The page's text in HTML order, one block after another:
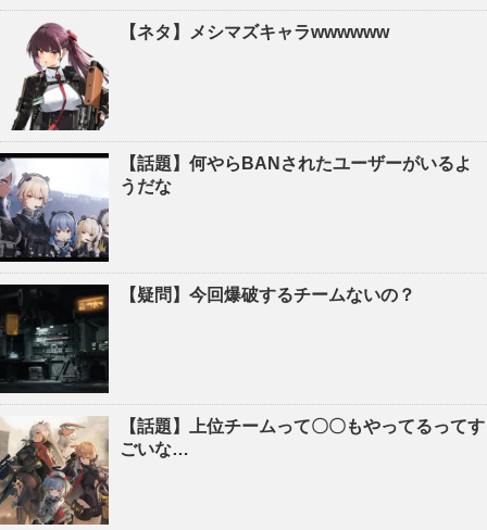
【ネタ】メシマズキャラwwwwww
【話題】何やらBANされたユーザーがいるよ
うだな
【疑問】今回爆破するチームないの？
【話題】上位チームって〇〇もやってるってす
ごいな…